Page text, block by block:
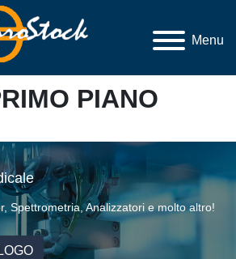
Menu
PIANO
Spettrometria, Analizzatori e molto altro!